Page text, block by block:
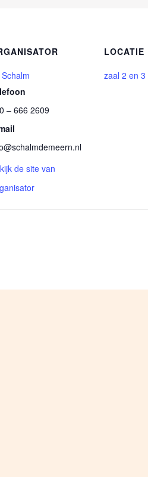
– 666 2609
de site van
LOCATIE
zaal 2 en 3